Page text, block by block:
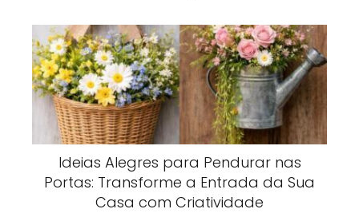
Ideias Alegres para Pendurar nas
Portas: Transforme a Entrada da Sua
Casa com Criatividade